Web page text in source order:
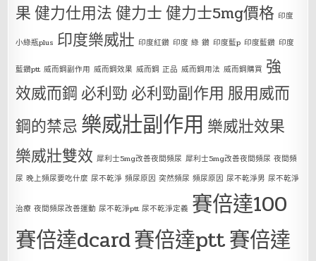
果健力仕用法健力士健力士5mg價格 印度
小綠瓶plus 印度樂威壯 印度紅鑽 印度 綠 鑽 印度藍p 印度藍鑽 印度
藍鑽ptt 威而鋼副作用 威而鋼效果 威而鋼 正品 威而鋼用法 威而鋼購買 強
效威而鋼 必利勁 必利勁副作用 服用威而
鋼的禁忌 樂威壯副作用 樂威壯效果
樂威壯雙效 犀利士5mg改善夜間頻尿 犀利士5mg改善夜間頻尿 夜間頻
尿 晚上頻尿要吃什麼 尿不乾淨 頻尿原因 突然頻尿 頻尿原因 尿不乾淨男 尿不乾淨
治療 夜間頻尿改善運動 尿不乾淨ptt 尿不乾淨定義 賽倍達100
賽倍達dcard賽倍達ptt賽倍達